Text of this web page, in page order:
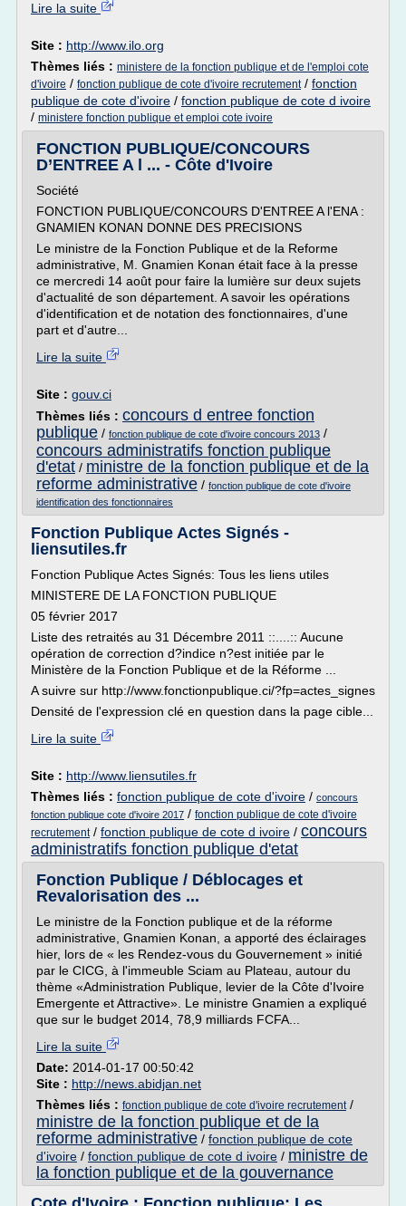
Lire la suite
Site : http://www.ilo.org
Thèmes liés : ministere de la fonction publique et de l'emploi cote
d'ivoire / fonction publique de cote d'ivoire recrutement/ fonction
publique de cote d'ivoire / fonction publique de cote d ivoire
/ ministere fonction publique et emploi cote ivoire
FONCTION PUBLIQUE/CONCOURS
D’ENTREE A l ... - Côte d'Ivoire
Société
FONCTION PUBLIQUE/CONCOURS D'ENTREE A l'ENA :
GNAMIEN KONAN DONNE DES PRECISIONS
Le ministre de la Fonction Publique et de la Reforme
administrative, M. Gnamien Konan était face à la presse
ce mercredi 14 août pour faire la lumière sur deux sujets
d'actualité de son département. A savoir les opérations
d'identification et de notation des fonctionnaires, d'une
part et d'autre...
Lire la suite
Site : gouv.ci
Thèmes liés : concours d entree fonction
publique / fonction publique de cote d'ivoire concours 2013 /
concours administratifs fonction publique
d'etat / ministre de la fonction publique et de la
reforme administrative / fonction publique de cote d'ivoire
identification des fonctionnaires
Fonction Publique Actes Signés -
liensutiles.fr
Fonction Publique Actes Signés: Tous les liens utiles
MINISTERE DE LA FONCTION PUBLIQUE
05 février 2017
Liste des retraités au 31 Décembre 2011 ::....:: Aucune
opération de correction d?indice n?est initiée par le
Ministère de la Fonction Publique et de la Réforme ...
A suivre sur http://www.fonctionpublique.ci/?fp=actes_signes
Densité de l'expression clé en question dans la page cible...
Lire la suite
Site : http://www.liensutiles.fr
Thèmes liés : fonction publique de cote d'ivoire / concours
fonction publique cote d'ivoire 2017 / fonction publique de cote d'ivoire
recrutement/ fonction publique de cote d ivoire / concours
administratifs fonction publique d'etat
Fonction Publique / Déblocages et
Revalorisation des ...
Le ministre de la Fonction publique et de la réforme
administrative, Gnamien Konan, a apporté des éclairages
hier, lors de « les Rendez-vous du Gouvernement » initié
par le CICG, à l'immeuble Sciam au Plateau, autour du
thème «Administration Publique, levier de la Côte d'Ivoire
Emergente et Attractive». Le ministre Gnamien a expliqué
que sur le budget 2014, 78,9 milliards FCFA...
Lire la suite
Date: 2014-01-17 00:50:42
Site : http://news.abidjan.net
Thèmes liés : fonction publique de cote d'ivoire recrutement/
ministre de la fonction publique et de la
reforme administrative / fonction publique de cote
d'ivoire / fonction publique de cote d ivoire / ministre de
la fonction publique et de la gouvernance